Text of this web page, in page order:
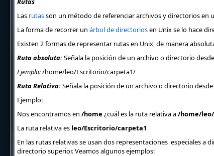
Las rutasson un método de referenciar archivos y directorios en
La forma de recorrer un árbol de directoriosen Unix se lo hace
Existen 2 formas de representar rutas en Unix, de manera
Ruta absoluta:Señala la posición de un archivo o directorio
Ejemplo:/home/leo/Escritorio/carpeta1/
Ruta Relativa:Señala la posición de un archivo o directorio
Ejemplo:
Nos encontramos en /home ¿cuál es la ruta relativa a/home/
La ruta relativa es leo/Escritorio/carpeta1
En las rutas relativas se usan dos representaciones especiales a
directorio superior. Veamos algunos ejemplos: